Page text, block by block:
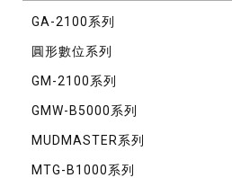
GA-2100系列
圓形數位系列
GM-2100系列
GMW-B5000系列
MUDMASTER系列
MTG-B1000系列